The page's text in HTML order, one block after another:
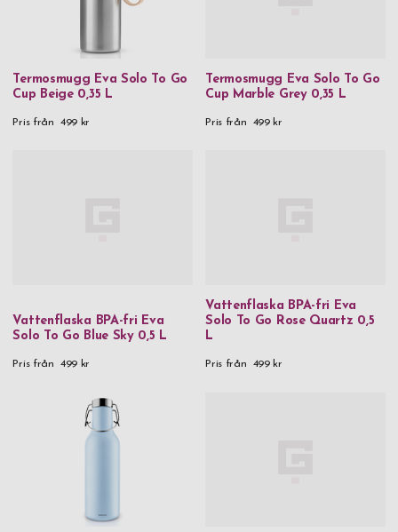
Termosmugg Eva Solo To Go
Cup Beige 0,35 L
Pris från 499 kr
Termosmugg Eva Solo To Go
Cup Marble Grey 0,35 L
Pris från 499 kr
Vattenflaska BPA-fri Eva
Solo To Go Blue Sky 0,5 L
Pris från 499 kr
Vattenflaska BPA-fri Eva
Solo To Go Rose Quartz 0,5
L
Pris från 499 kr